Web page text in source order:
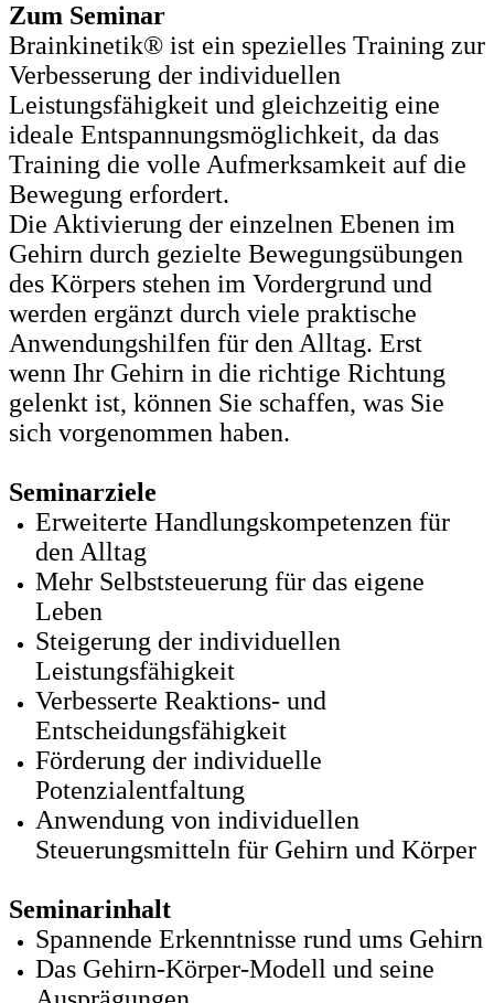
Zum Seminar
Brainkinetik® ist ein spezielles Training zur
Verbesserung der individuellen
Leistungsfähigkeit und gleichzeitig eine
ideale Entspannungsmöglichkeit, da das
Training die volle Aufmerksamkeit auf die
Bewegung erfordert.
Die Aktivierung der einzelnen Ebenen im
Gehirn durch gezielte Bewegungsübungen
des Körpers stehen im Vordergrund und
werden ergänzt durch viele praktische
Anwendungshilfen für den Alltag. Erst
wenn Ihr Gehirn in die richtige Richtung
gelenkt ist, können Sie schaffen, was Sie
sich vorgenommen haben.
Seminarziele
Erweiterte Handlungskompetenzen für
den Alltag
Mehr Selbststeuerung für das eigene
Leben
Steigerung der individuellen
Leistungsfähigkeit
Verbesserte Reaktions- und
Entscheidungsfähigkeit
Förderung der individuelle
Potenzialentfaltung
Anwendung von individuellen
Steuerungsmitteln für Gehirn und Körper
Seminarinhalt
Spannende Erkenntnisse rund ums Gehirn
Das Gehirn-Körper-Modell und seine